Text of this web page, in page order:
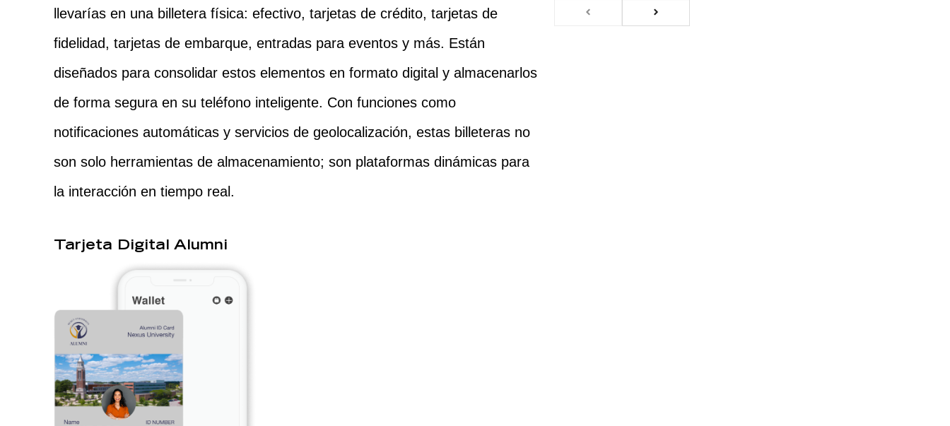
llevarías en una billetera física: efectivo, tarjetas de crédito, tarjetas de
fidelidad, tarjetas de embarque, entradas para eventos y más. Están
diseñados para consolidar estos elementos en formato digital y almacenarlos
de forma segura en su teléfono inteligente. Con funciones como
notificaciones automáticas y servicios de geolocalización, estas billeteras no
son solo herramientas de almacenamiento; son plataformas dinámicas para
la interacción en tiempo real.
Tarjeta Digital Alumni